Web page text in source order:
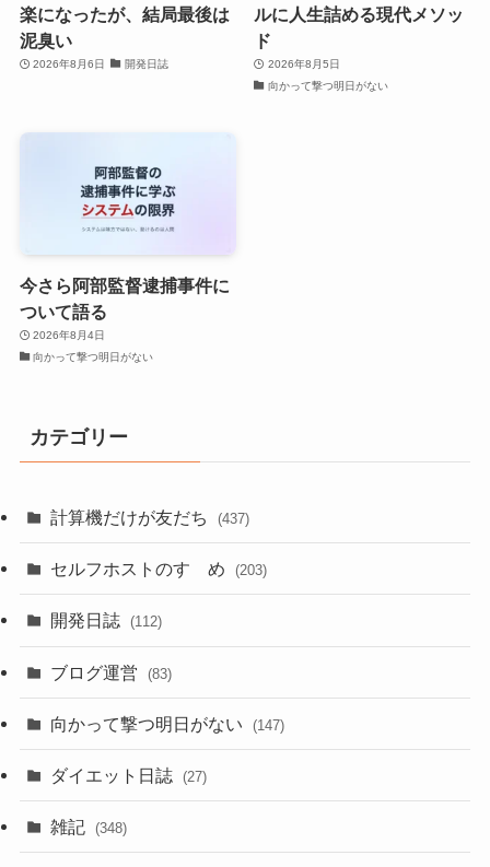
楽になったが、結局最後は
泥臭い
2026年8月6日 開発日誌
ルに人生詰める現代メソッ
ド
2026年8月5日
向かって撃つ明日がない
今さら阿部監督逮捕事件に
ついて語る
2026年8月4日
向かって撃つ明日がない
カテゴリー
計算機だけが友だち (437)
セルフホストのすゝめ (203)
開発日誌 (112)
ブログ運営 (83)
向かって撃つ明日がない (147)
ダイエット日誌 (27)
雑記 (348)